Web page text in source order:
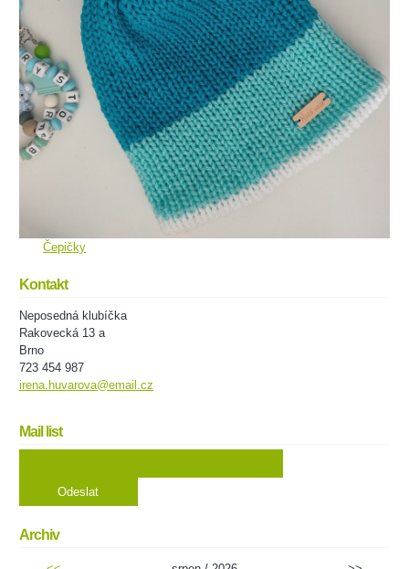
Čepičky
Kontakt
Neposedná klubíčka
Rakovecká 13 a
Brno
723 454 987
irena.huvarova@email.cz
Mail list
Archiv